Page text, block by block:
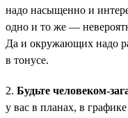
надо насыщенно и
одно и то же —
Да и окружающих надо
в тонусе.
2. Будьте человеком-
у вас в планах, в